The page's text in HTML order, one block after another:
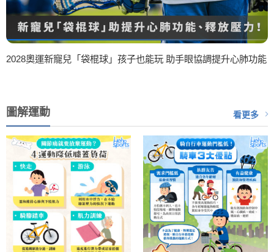
2028奧運新寵兒「袋棍球」孩子也能玩 助手眼協調提升心肺功能
圖解運動 看更多